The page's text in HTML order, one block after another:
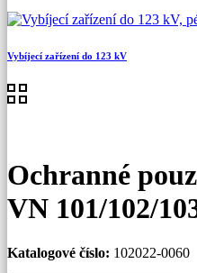
Vybíjecí zařízení do 123 kV
Ochranné
VN 101/102/
Katalogové číslo: 102022-0060